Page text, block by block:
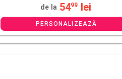
de la 5499 lei
PERSONALIZEAZĂ